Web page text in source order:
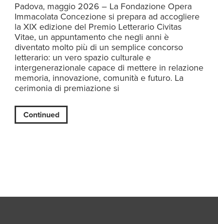
Padova, maggio 2026 – La Fondazione Opera
Immacolata Concezione si prepara ad accogliere
la XIX edizione del Premio Letterario Civitas
Vitae, un appuntamento che negli anni è
diventato molto più di un semplice concorso
letterario: un vero spazio culturale e
intergenerazionale capace di mettere in relazione
memoria, innovazione, comunità e futuro. La
cerimonia di premiazione si
Continued